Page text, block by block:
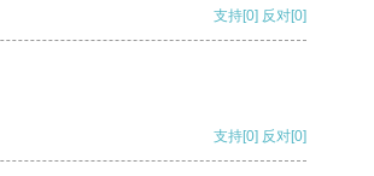
支持[0] 反对[0]
支持[0] 反对[0]